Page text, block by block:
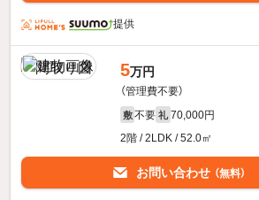
提供
5万円
（管理費不要）
敷 不要 礼 70,000円
2階 / 2LDK / 52.0㎡
お問い合わせ （無料）